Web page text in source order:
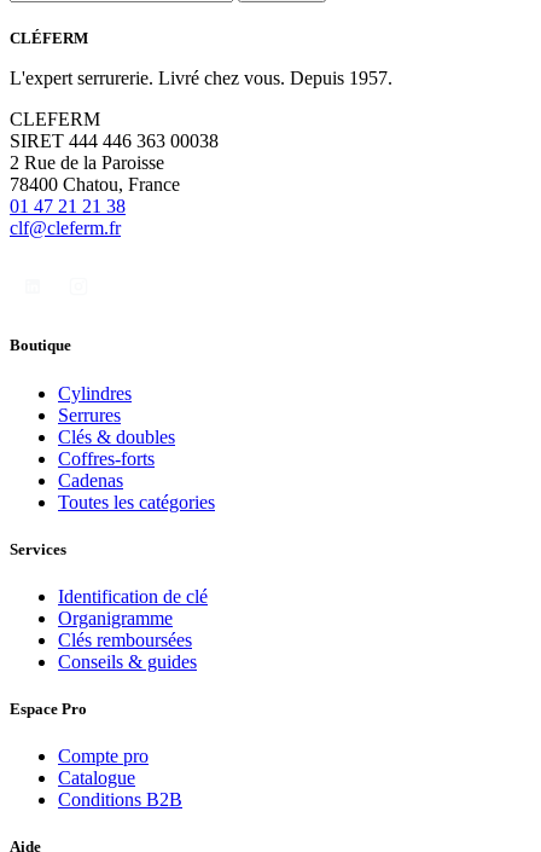
CLÉFERM
L'expert serrurerie. Livré chez vous. Depuis 1957.
CLEFERM
SIRET 444 446 363 00038
2 Rue de la Paroisse
78400 Chatou, France
01 47 21 21 38
clf@cleferm.fr
Boutique
Cylindres
Serrures
Clés & doubles
Coffres-forts
Cadenas
Toutes les catégories
Services
Identification de clé
Organigramme
Clés remboursées
Conseils & guides
Espace Pro
Compte pro
Catalogue
Conditions B2B
Aide